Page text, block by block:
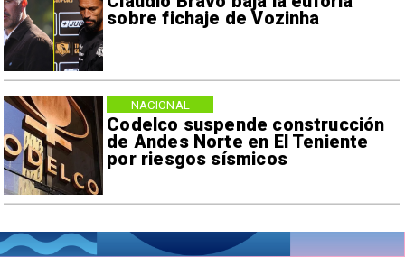
sobre fichaje de Vozinha
Codelco suspende construcción
de Andes Norte en El Teniente
por riesgos sísmicos
NACIONAL